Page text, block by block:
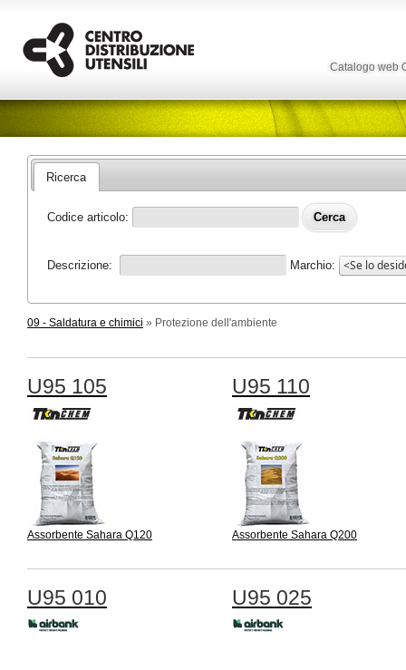
Catalogo web
Ricerca
Codice articolo:
Descrizione: Marchio:
09 - Saldatura e chimici » Protezione dell'ambiente
U95 105
Assorbente Sahara Q120
U95 110
Assorbente Sahara Q200
U95 010 U95 025